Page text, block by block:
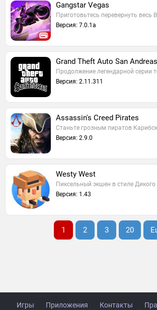
Gangstar Vegas
Приготовьтесь перевернуть весь
Версия: 7.0.1a
Grand Theft Auto San Andreas
Продолжение легендарной серии
Версия: 2.11.311
Assassin's Creed Pirates
Станьте грозным пиратов
Версия: 2.9.0
Westy West
Пиксельный экшен в стиле Дикого
Версия: 1.43
1 2 3 20
Игры Приложения Контакты